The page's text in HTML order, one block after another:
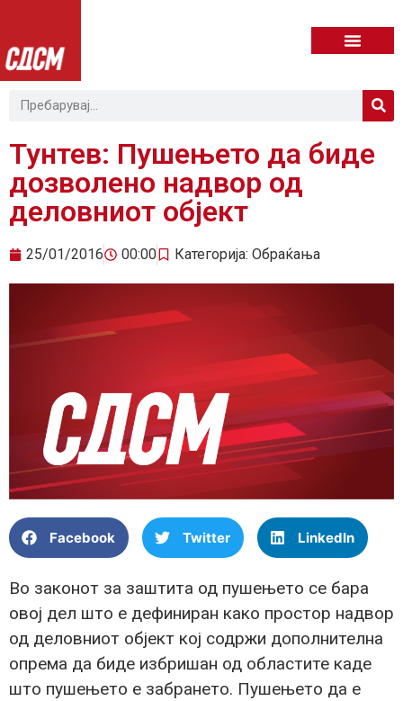
Тунтев: Пушењето да биде
дозволено надвор од
деловниот објект
25/01/2016 00:00 Категорија: Обраќања
Facebook Twitter LinkedIn
Во законот за заштита од пушењето се бара
овој дел што е дефиниран како простор надвор
од деловниот објект кој содржи дополнителна
опрема да биде избришан од областите каде
што пушењето е забрането. Пушењето да е